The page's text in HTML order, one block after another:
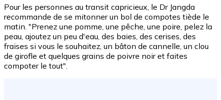
Pour les personnes au transit capricieux, le Dr Jangda
recommande de se mitonner un bol de compotes tiède le
matin. "Prenez une pomme, une pêche, une poire, pelez la
peau, ajoutez un peu d'eau, des baies, des cerises, des
fraises si vous le souhaitez, un bâton de cannelle, un clou
de girofle et quelques grains de poivre noir et faites
compoter le tout".